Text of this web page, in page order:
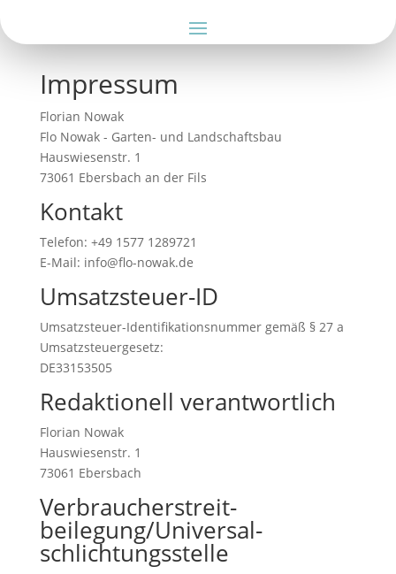
Impressum
Florian Nowak
Flo Nowak - Garten- und Landschaftsbau
Hauswiesenstr. 1
73061 Ebersbach an der Fils
Kontakt
Telefon: +49 1577 1289721
E-Mail: info@flo-nowak.de
Umsatzsteuer-ID
Umsatzsteuer-Identifikationsnummer gemäß § 27 a
Umsatzsteuergesetz:
DE33153505
Redaktionell verantwortlich
Florian Nowak
Hauswiesenstr. 1
73061 Ebersbach
Verbraucher­streit­
beilegung/Universal­
schlichtungs­stelle